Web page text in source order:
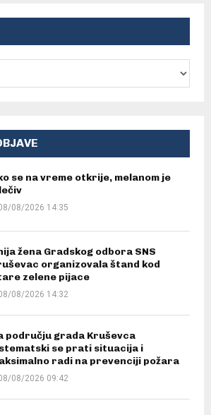
se na vreme otkrije, melanom je
08/2026 14:35
žena Gradskog odbora SNS
organizovala štand kod
zelene pijace
08/2026 14:32
području grada Kruševca
se prati situacija i
radi na prevenciji požara
08/2026 09:42